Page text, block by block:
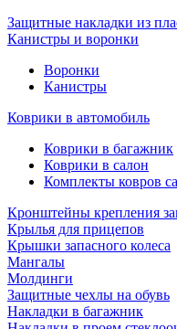
Защитные накладки из
Канистры и воронки
Воронки
Канистры
Коврики в автомобиль
Коврики в багажник
Коврики в салон
Комплекты ковров
Кронштейны крепления
Крылья для прицепов
Крышки запасного колеса
Мангалы
Молдинги
Защитные чехлы на обувь
Накладки в багажник